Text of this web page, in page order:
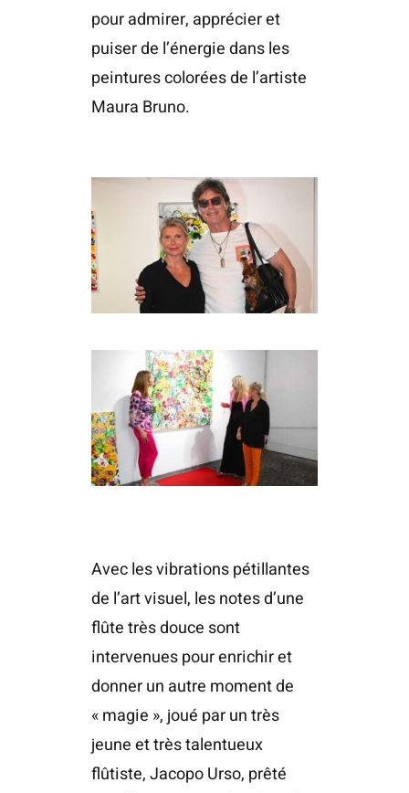
pour admirer, apprécier et
puiser de l’énergie dans les
peintures colorées de l’artiste
Maura Bruno.
Avec les vibrations pétillantes
de l’art visuel, les notes d’une
flûte très douce sont
intervenues pour enrichir et
donner un autre moment de
« magie », joué par un très
jeune et très talentueux
flûtiste, Jacopo Urso, prêté